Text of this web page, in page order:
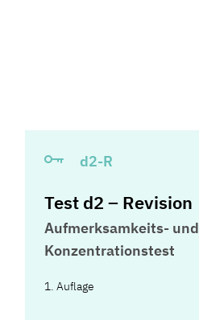
d2-R
Test d2 – Revision
Aufmerksamkeits- und
Konzentrationstest
1. Auflage